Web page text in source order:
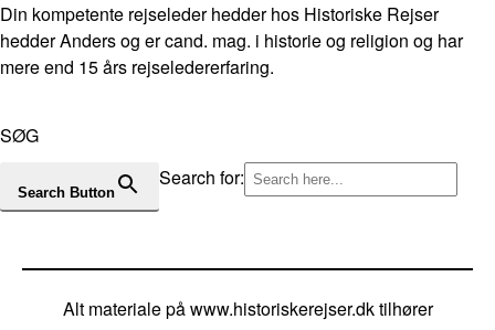
Din kompetente rejseleder hedder hos Historiske Rejser
hedder Anders og er cand. mag. i historie og religion og har
mere end 15 års rejseledererfaring.
SØG
Search for:
Search Button
Alt materiale på www.historiskerejser.dk tilhører